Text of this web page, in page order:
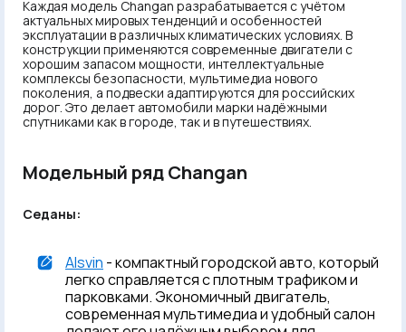
Каждая модель Changan разрабатывается с учётом
актуальных мировых тенденций и особенностей
эксплуатации в различных климатических условиях. В
конструкции применяются современные двигатели с
хорошим запасом мощности, интеллектуальные
комплексы безопасности, мультимедиа нового
поколения, а подвески адаптируются для российских
дорог. Это делает автомобили марки надёжными
спутниками как в городе, так и в путешествиях.
Модельный ряд Changan
Седаны:
Alsvin - компактный городской авто, который
легко справляется с плотным трафиком и
парковками. Экономичный двигатель,
современная мультимедиа и удобный салон